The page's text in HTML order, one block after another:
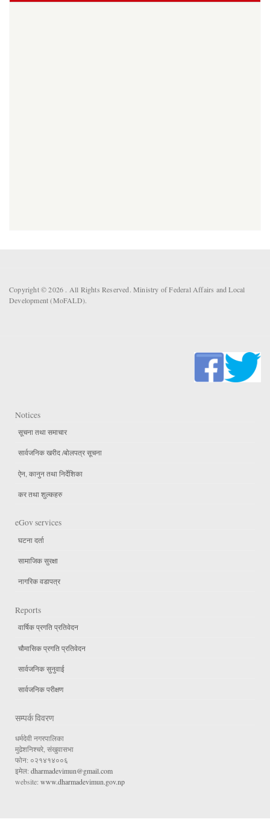
Copyright © 2026 . All Rights Reserved. Ministry of Federal Affairs and Local
Development (MoFALD).
Notices
सूचना तथा समाचार
सार्वजनिक खरीद /बोलपत्र सूचना
ऐन, कानुन तथा निर्देशिका
कर तथा शुल्कहरु
eGov services
घटना दर्ता
सामाजिक सुरक्षा
नागरिक वडापत्र
Reports
वार्षिक प्रगति प्रतिवेदन
चौमासिक प्रगति प्रतिवेदन
सार्वजनिक सुनुवाई
सार्वजनिक परीक्षण
सम्पर्क विवरण
धर्मदेवी नगरपालिका
मुढेशनिश्चरे, संखुवासभा
फोन: ०२१४१४००६
इमेल: dharmadevimun@gmail.com
website: www.dharmadevimun.gov.np